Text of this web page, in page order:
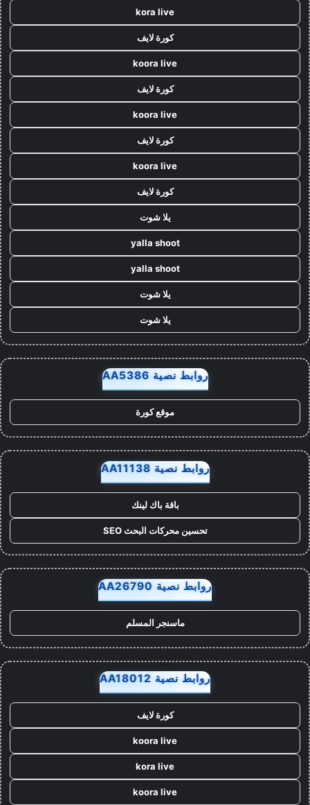
kora live
كورة لايف
koora live
كورة لايف
koora live
كورة لايف
koora live
كورة لايف
يلا شوت
yalla shoot
yalla shoot
يلا شوت
يلا شوت
روابط نصية AA5386
موقع كورة
روابط نصية AA11138
باقة باك لينك
تحسين محركات البحث SEO
روابط نصية AA26790
ماسنجر المسلم
روابط نصية AA18012
كورة لايف
koora live
kora live
koora live